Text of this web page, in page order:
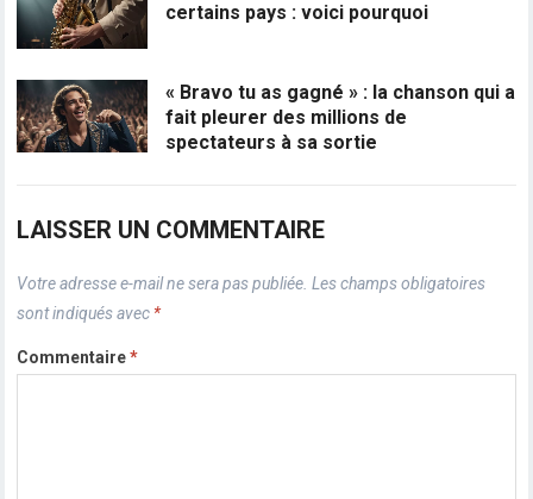
certains pays : voici pourquoi
« Bravo tu as gagné » : la chanson qui a
fait pleurer des millions de
spectateurs à sa sortie
LAISSER UN COMMENTAIRE
Votre adresse e-mail ne sera pas publiée. Les champs obligatoires
sont indiqués avec *
Commentaire*